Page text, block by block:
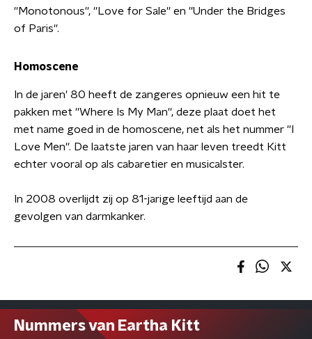
''Monotonous'', ''Love for Sale'' en ''Under the Bridges
of Paris''.
Homoscene
In de jaren' 80 heeft de zangeres opnieuw een hit te
pakken met ''Where Is My Man'', deze plaat doet het
met name goed in de homoscene, net als het nummer ''I
Love Men''. De laatste jaren van haar leven treedt Kitt
echter vooral op als cabaretier en musicalster.
In 2008 overlijdt zij op 81-jarige leeftijd aan de
gevolgen van darmkanker.
Nummers van Eartha Kitt